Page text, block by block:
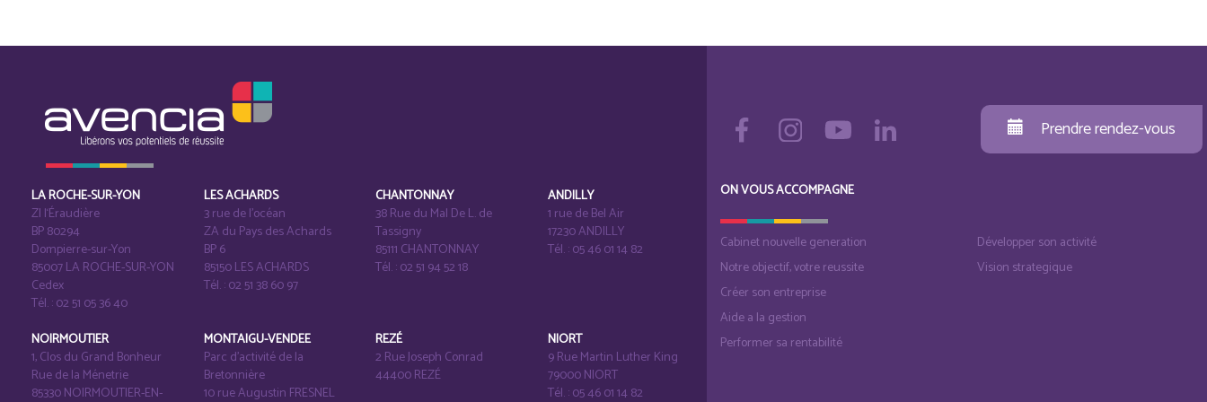
LA ROCHE-SUR-YON
ZI l‘Éraudière
BP 80294
Dompierre-sur-Yon
85007 LA ROCHE-SUR-YON
Cedex
Tél. : 02 51 05 36 40
LES ACHARDS
3 rue de l’océan
ZA du Pays des Achards
BP 6
85150 LES ACHARDS
Tél. : 02 51 38 60 97
CHANTONNAY
38 Rue du Mal De L. de
Tassigny
85111 CHANTONNAY
Tél. : 02 51 94 52 18
ANDILLY
1 rue de Bel Air
17230 ANDILLY
Tél. : 05 46 01 14 82
NOIRMOUTIER
1, Clos du Grand Bonheur
Rue de la Ménetrie
85330 NOIRMOUTIER-EN-
MONTAIGU-VENDEE
Parc d’activité de la
Bretonnière
10 rue Augustin FRESNEL
REZÉ
2 Rue Joseph Conrad
44400 REZÉ
NIORT
9 Rue Martin Luther King
79000 NIORT
Tél. : 05 46 01 14 82
Prendre rendez-vous
ON VOUS ACCOMPAGNE
Cabinet nouvelle generation
Notre objectif, votre reussite
Créer son entreprise
Aide a la gestion
Performer sa rentabilité
Développer son activité
Vision strategique